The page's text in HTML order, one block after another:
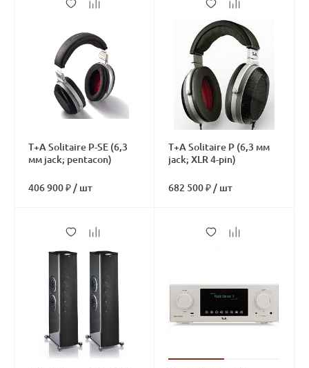
T+A Solitaire P-SE (6,3
мм jack; pentacon)
406 900 ₽ / шт
T+A Solitaire P (6,3 мм
jack; XLR 4-pin)
682 500 ₽ / шт